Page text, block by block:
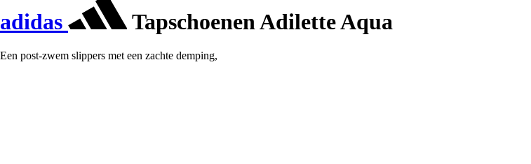
adidas Tapschoenen Adilette Aqua
Een post-zwem slippers met een zachte demping,